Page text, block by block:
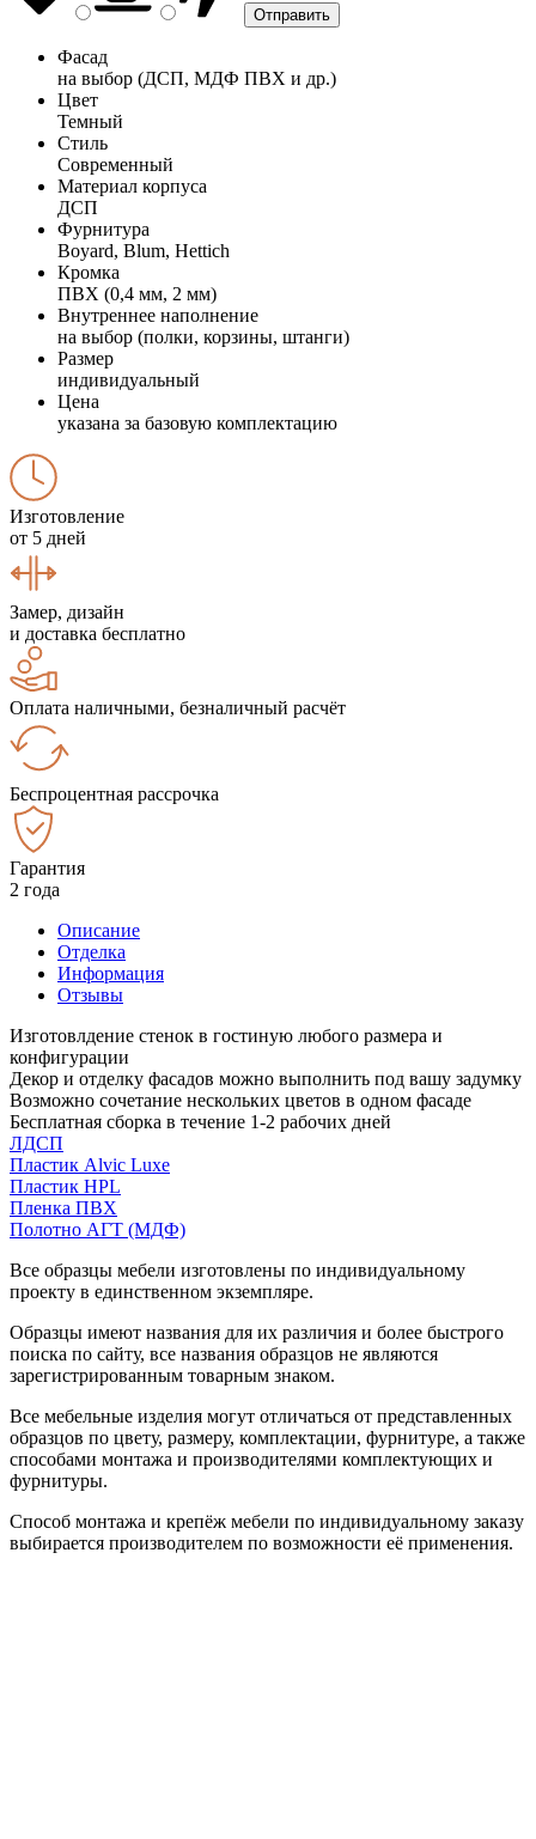
Фасад
на выбор (ДСП, МДФ ПВХ и др.)
Цвет
Темный
Стиль
Современный
Материал корпуса
ДСП
Фурнитура
Boyard, Blum, Hettich
Кромка
ПВХ (0,4 мм, 2 мм)
Внутреннее наполнение
на выбор (полки, корзины, штанги)
Размер
индивидуальный
Цена
указана за базовую комплектацию
Изготовление
от 5 дней
Замер, дизайн
и доставка бесплатно
Оплата наличными, безналичный расчёт
Беспроцентная рассрочка
Гарантия
2 года
Описание
Отделка
Информация
Отзывы
Изготовлдение стенок в гостиную любого размера и
конфигурации
Декор и отделку фасадов можно выполнить под вашу задумку
Возможно сочетание нескольких цветов в одном фасаде
Бесплатная сборка в течение 1-2 рабочих дней
ЛДСП
Пластик Alvic Luxe
Пластик HPL
Пленка ПВХ
Полотно АГТ (МДФ)
Все образцы мебели изготовлены по индивидуальному
проекту в единственном экземпляре.
Образцы имеют названия для их различия и более быстрого
поиска по сайту, все названия образцов не являются
зарегистрированным товарным знаком.
Все мебельные изделия могут отличаться от представленных
образцов по цвету, размеру, комплектации, фурнитуре, а также
способами монтажа и производителями комплектующих и
фурнитуры.
Способ монтажа и крепёж мебели по индивидуальному заказу
выбирается производителем по возможности её применения.